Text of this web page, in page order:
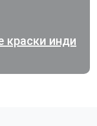
краски инди